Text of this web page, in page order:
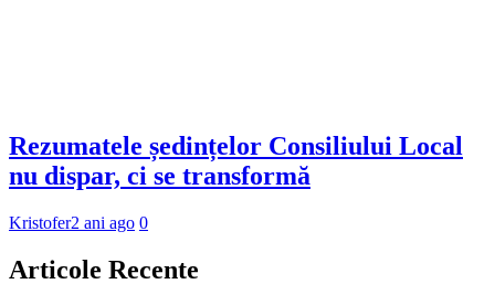
Rezumatele ședințelor Consiliului Local
nu dispar, ci se transformă
Kristofer2 ani ago 0
Articole Recente